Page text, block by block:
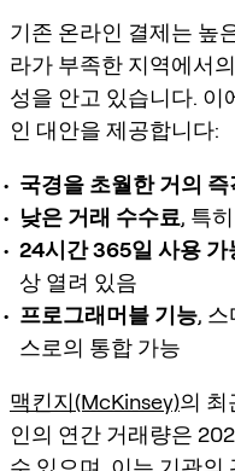
기존 온라인 결제는 높
라가 부족한 지역에서
성을 안고 있습니다. 이
인 대안을 제공합니다:
국경을 초월한 거의
낮은 거래 수수료, 특
24시간 365일 사용 가
상 열려 있음
프로그래머블 기능,
스로의 통합 가능
맥킨지(McKinsey)의 최
인의 연간 거래량은